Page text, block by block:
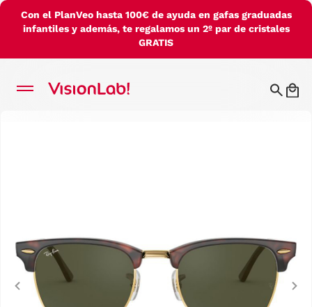
Con el PlanVeo hasta 100€ de ayuda en gafas graduadas
infantiles y además, te regalamos un 2º par de cristales
GRATIS
Previous